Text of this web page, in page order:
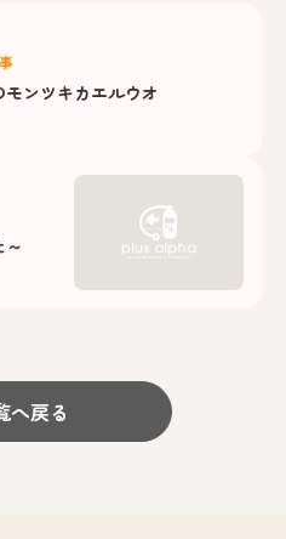
モンツキカエルウオ
へ戻る